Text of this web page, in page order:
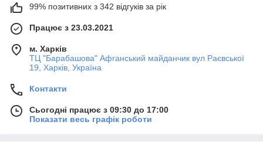
99% позитивних з 342 відгуків за рік
Працює з 23.03.2021
м. Харків
ТЦ "Барабашова" Афганський майданчик вул Раєвської
19, Харків, Україна
Контакти
Сьогодні працює з 09:30 до 17:00
Показати весь графік роботи